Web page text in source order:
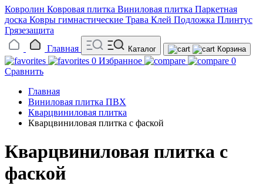
Ковролин Ковровая плитка Виниловая плитка Паркетная
доска Ковры гимнастические Трава Клей Подложка Плинтус
Грязезащита
Главная
Каталог Корзина
0 Избранное
0
Сравнить
Главная
Виниловая плитка ПВХ
Кварцвиниловая плитка
Кварцвиниловая плитка с фаской
Кварцвиниловая плитка с
фаской